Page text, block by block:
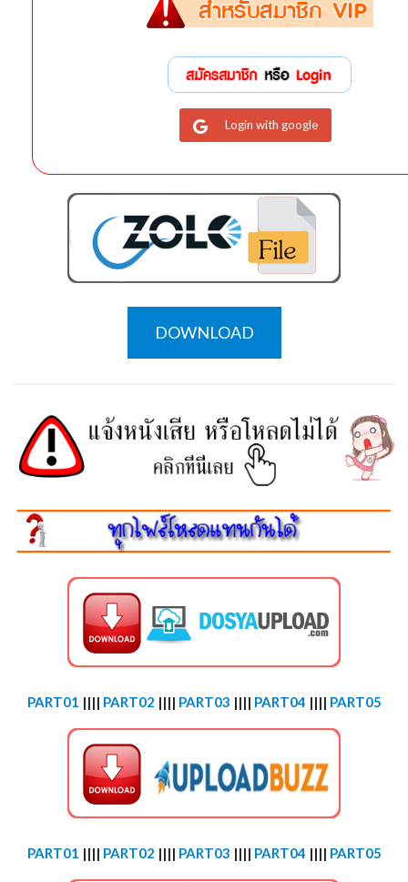
Login with google
DOWNLOAD
PART01 |||| PART02 |||| PART03 |||| PART04 |||| PART05
PART01 |||| PART02 |||| PART03 |||| PART04 |||| PART05